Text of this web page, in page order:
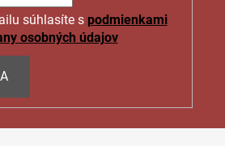
ý
p
súhlasíte s podmienkami
osobných údajov